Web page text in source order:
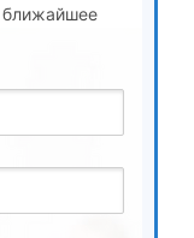
ближайшее